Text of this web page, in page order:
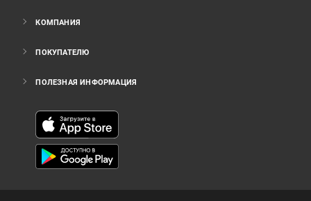
КОМПАНИЯ
ПОКУПАТЕЛЮ
ПОЛЕЗНАЯ ИНФОРМАЦИЯ